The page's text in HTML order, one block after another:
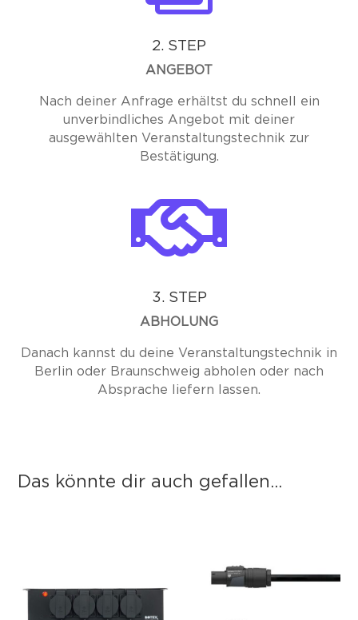
2. STEP
ANGEBOT
Nach deiner Anfrage erhältst du schnell ein
unverbindliches Angebot mit deiner
ausgewählten Veranstaltungstechnik zur
Bestätigung.

3. STEP
ABHOLUNG
Danach kannst du deine Veranstaltungstechnik in
Berlin oder Braunschweig abholen oder nach
Absprache liefern lassen.
Das könnte dir auch gefallen...